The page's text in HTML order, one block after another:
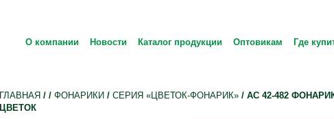
О компании Новости Каталог продукции Оптовикам Где
ГЛАВНАЯ / / ФОНАРИКИ / СЕРИЯ «ЦВЕТОК-ФОНАРИК»/ АС 42-482
ЦВЕТОК